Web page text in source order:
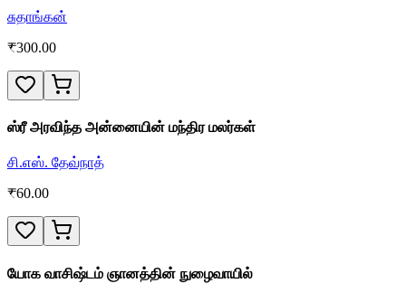
சுதாங்கன்
₹300.00
ஸ்ரீ அரவிந்த அன்னையின் மந்திர மலர்கள்
சி.எஸ். தேவ்நாத்
₹60.00
யோக வாசிஷ்டம் ஞானத்தின் நுழைவாயில்